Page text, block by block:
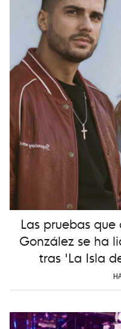
Las pruebas
González se ha
tras 'La Isla